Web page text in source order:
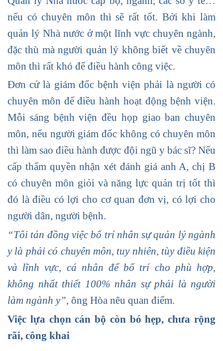
nếu có chuyên môn thì sẽ rất tốt. Bởi khi làm
quản lý Nhà nước ở một lĩnh vực chuyên ngành,
đặc thù mà người quản lý không biết về chuyên
môn thì rất khó để điều hành công việc.
Đơn cử là giám đốc bệnh viện phải là người có
chuyên môn để điều hành hoạt động bệnh viện.
Mỗi sáng bệnh viện đều họp giao ban chuyên
môn, nếu người giám đốc không có chuyên môn
thì làm sao điều hành được đội ngũ y bác sĩ? Nếu
cấp thẩm quyền nhận xét đánh giá anh A, chị B
có chuyên môn giỏi và năng lực quản trị tốt thì
đó là điều có lợi cho cơ quan đơn vị, có lợi cho
người dân, người bệnh.
“Tôi tán đồng việc bố trí nhân sự quản lý ngành
y là phải có chuyên môn, tuy nhiên, tùy điều kiện
và lĩnh vực, cá nhân để bố trí cho phù hợp,
không nhất thiết 100% nhân sự phải là người
làm ngành y”, ông Hòa nêu quan điểm.
Việc lựa chọn cán bộ còn bó hẹp, chưa rộng
rãi, công khai